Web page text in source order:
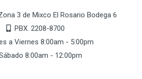
3 de Mixco El Rosario Bodega 6
PBX. 2208-8700
a Viernes 8:00am - 5:00pm
8:00am - 12:00pm